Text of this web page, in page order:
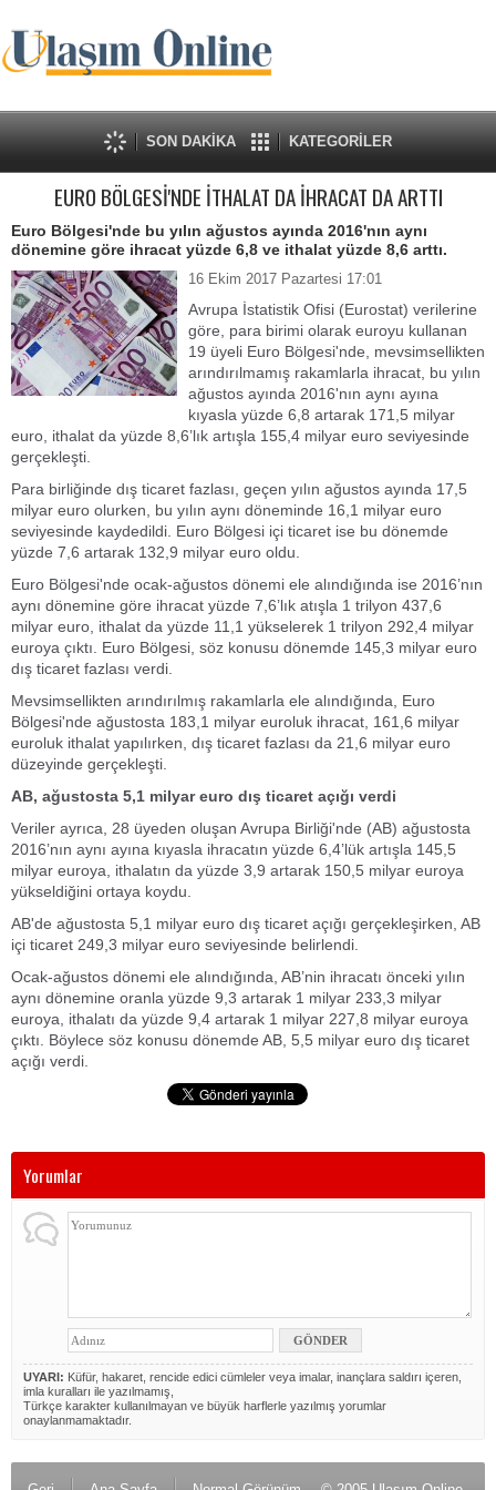
SON DAKİKA KATEGORİLER
EURO BÖLGESİ'NDE İTHALAT DA İHRACAT DA ARTTI
Euro Bölgesi'nde bu yılın ağustos ayında 2016'nın aynı
dönemine göre ihracat yüzde 6,8 ve ithalat yüzde 8,6 arttı.
16 Ekim 2017 Pazartesi 17:01
Avrupa İstatistik Ofisi (Eurostat) verilerine
göre, para birimi olarak euroyu kullanan
19 üyeli Euro Bölgesi'nde, mevsimsellikten
arındırılmamış rakamlarla ihracat, bu yılın
ağustos ayında 2016'nın aynı ayına
kıyasla yüzde 6,8 artarak 171,5 milyar
euro, ithalat da yüzde 8,6’lık artışla 155,4 milyar euro seviyesinde
gerçekleşti.
Para birliğinde dış ticaret fazlası, geçen yılın ağustos ayında 17,5
milyar euro olurken, bu yılın aynı döneminde 16,1 milyar euro
seviyesinde kaydedildi. Euro Bölgesi içi ticaret ise bu dönemde
yüzde 7,6 artarak 132,9 milyar euro oldu.
Euro Bölgesi'nde ocak-ağustos dönemi ele alındığında ise 2016’nın
aynı dönemine göre ihracat yüzde 7,6’lık atışla 1 trilyon 437,6
milyar euro, ithalat da yüzde 11,1 yükselerek 1 trilyon 292,4 milyar
euroya çıktı. Euro Bölgesi, söz konusu dönemde 145,3 milyar euro
dış ticaret fazlası verdi.
Mevsimsellikten arındırılmış rakamlarla ele alındığında, Euro
Bölgesi'nde ağustosta 183,1 milyar euroluk ihracat, 161,6 milyar
euroluk ithalat yapılırken, dış ticaret fazlası da 21,6 milyar euro
düzeyinde gerçekleşti.
AB, ağustosta 5,1 milyar euro dış ticaret açığı verdi
Veriler ayrıca, 28 üyeden oluşan Avrupa Birliği'nde (AB) ağustosta
2016’nın aynı ayına kıyasla ihracatın yüzde 6,4’lük artışla 145,5
milyar euroya, ithalatın da yüzde 3,9 artarak 150,5 milyar euroya
yükseldiğini ortaya koydu.
AB'de ağustosta 5,1 milyar euro dış ticaret açığı gerçekleşirken, AB
içi ticaret 249,3 milyar euro seviyesinde belirlendi.
Ocak-ağustos dönemi ele alındığında, AB’nin ihracatı önceki yılın
aynı dönemine oranla yüzde 9,3 artarak 1 milyar 233,3 milyar
euroya, ithalatı da yüzde 9,4 artarak 1 milyar 227,8 milyar euroya
çıktı. Böylece söz konusu dönemde AB, 5,5 milyar euro dış ticaret
açığı verdi.
Yorumlar
UYARI: Küfür, hakaret, rencide edici cümleler veya imalar, inançlara saldırı içeren,
imla kuralları ile yazılmamış,
Türkçe karakter kullanılmayan ve büyük harflerle yazılmış yorumlar
onaylanmamaktadır.